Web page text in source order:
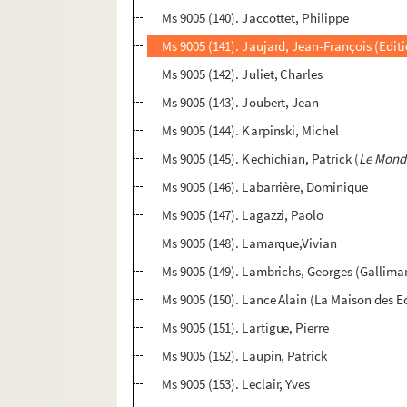
Ms 9005 (140). Jaccottet, Philippe
Ms 9005 (141). Jaujard, Jean-François
Ms 9005 (142). Juliet, Charles
Ms 9005 (143). Joubert, Jean
Ms 9005 (144). Karpinski, Michel
Ms 9005 (145). Kechichian, Patrick (Le
Ms 9005 (146). Labarrière, Dominique
Ms 9005 (147). Lagazzi, Paolo
Ms 9005 (148). Lamarque,Vivian
Ms 9005 (149). Lambrichs, Georges
Ms 9005 (150). Lance Alain (La Maison des
Ms 9005 (151). Lartigue, Pierre
Ms 9005 (152). Laupin, Patrick
Ms 9005 (153). Leclair, Yves